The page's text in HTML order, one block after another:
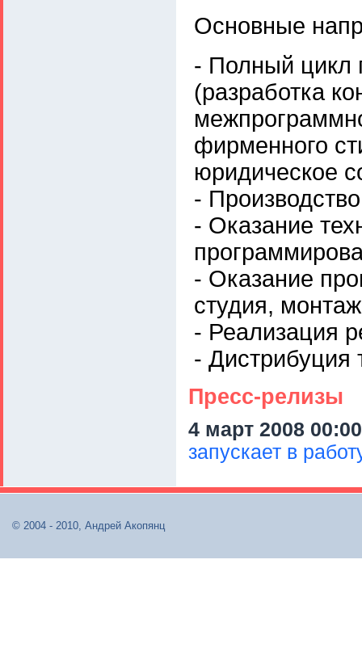
Основные
- Полный цикл
(разработка
фирменного
юридическое
-
- Оказание
- Оказание
студия,
- Реализация
- Дистрибуция
Пресс-релизы
4 март 2008 00:00
запускает в
© 2004 - 2010, Андрей Акопянц